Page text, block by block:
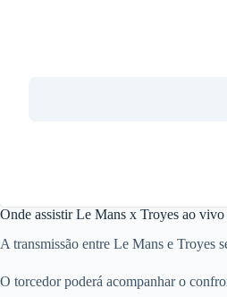
Onde assistir Le Mans x Troyes ao
A transmissão entre Le Mans e Troyes
O torcedor poderá acompanhar o